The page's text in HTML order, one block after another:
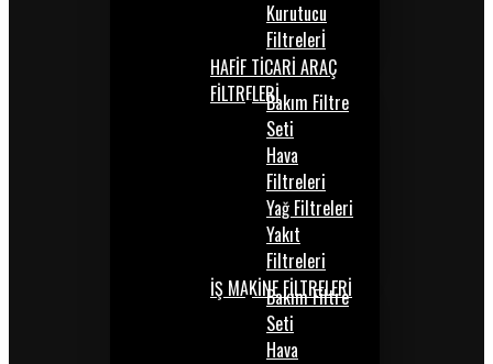
Kurutucu
Filtrelerİ
HAFİF TİCARİ ARAÇ
FİLTRELERİBakım Filtre
Seti
Hava
Filtreleri
Yağ Filtreleri
Yakıt
Filtreleri
İŞ MAKİNE FİLTRELERİ
Bakım Filtre
Seti
Hava